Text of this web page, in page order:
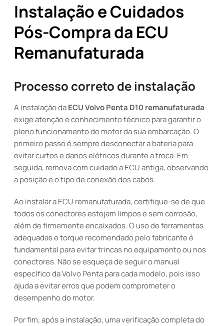
Instalação e Cuidados
Pós-Compra da ECU
Remanufaturada
Processo correto de instalação
A instalação daECU Volvo Penta D10 remanufaturada
exige atenção e conhecimento técnico para garantir o
pleno funcionamento do motor da sua embarcação. O
primeiro passo é sempre desconectar a bateria para
evitar curtos e danos elétricos durante a troca. Em
seguida, remova com cuidado a ECU antiga, observando
a posição e o tipo de conexão dos cabos.
Ao instalar a ECU remanufaturada, certifique-se de que
todos os conectores estejam limpos e sem corrosão,
além de firmemente encaixados. O uso de ferramentas
adequadas e torque recomendado pelo fabricante é
fundamental para evitar trincas no equipamento ou nos
conectores. Não se esqueça de seguir o manual
específico da Volvo Penta para cada modelo, pois isso
ajuda a evitar erros que podem comprometer o
desempenho do motor.
Por fim, após a instalação, uma verificação completa do